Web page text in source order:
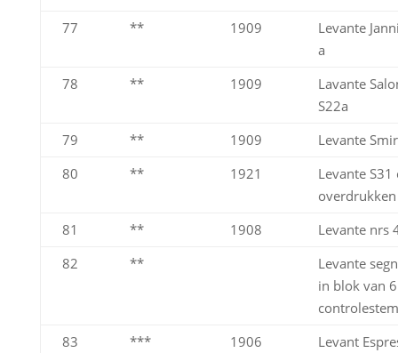
77
** 1909
Levante
a
78
** 1909
Lavante
S22a
79
** 1909
Levante
80
** 1921
Levante
81
** 1908
Levante nrs
82
**
Levante
in blok van
83
*** 1906
Levant